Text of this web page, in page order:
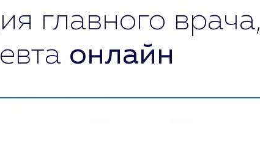
главного врача,
онлайн